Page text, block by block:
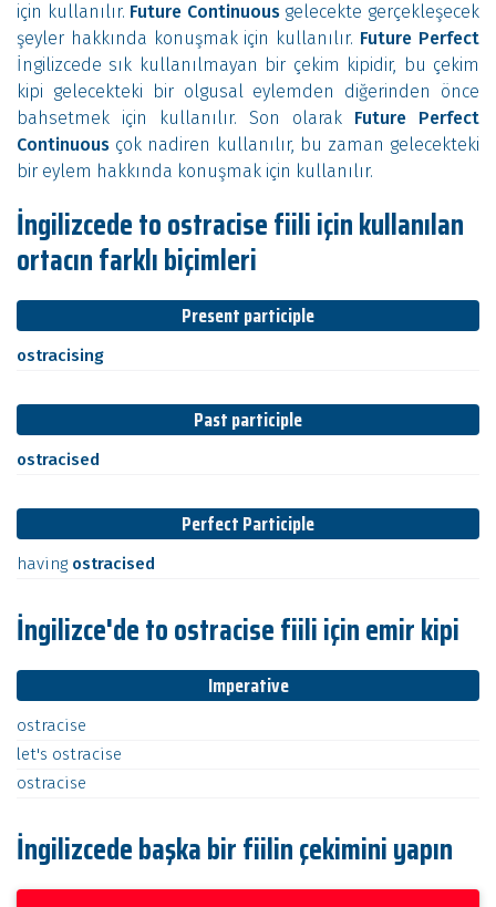
için kullanılır. Future Continuousgelecekte gerçekleşecek
şeyler hakkında konuşmak için kullanılır. Future Perfect
İngilizcede sık kullanılmayan bir çekim kipidir, bu çekim
kipi gelecekteki bir olgusal eylemden diğerinden önce
bahsetmek için kullanılır. Son olarak Future Perfect
Continuous çok nadiren kullanılır, bu zaman gelecekteki
bir eylem hakkında konuşmak için kullanılır.
İngilizcede to ostracise fiili için kullanılan
ortacın farklı biçimleri
Present participle
ostracising
Past participle
ostracised
Perfect Participle
having ostracised
İngilizce'de to ostracise fiili için emir kipi
Imperative
ostracise
let's ostracise
ostracise
İngilizcede başka bir fiilin çekimini yapın